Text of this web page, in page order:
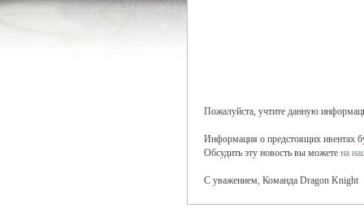
Пожалуйста, учтите данную
Информация о предстоящих ивентах
Обсудить эту новость вы можете на
С уважением, Команда Dragon Knight